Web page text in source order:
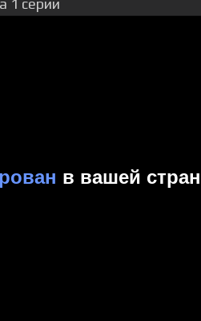
1 серии